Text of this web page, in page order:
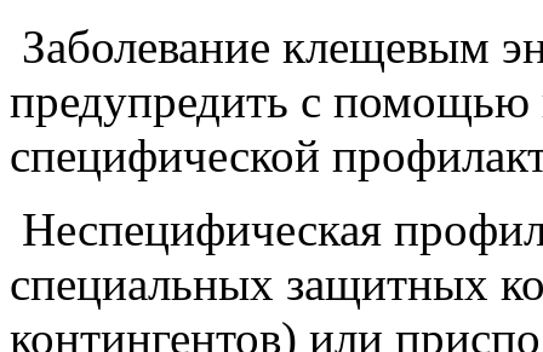
Заболевание клещевым
предупредить с помощью
специфической
Неспецифическая
специальных защитных
контингентов) или